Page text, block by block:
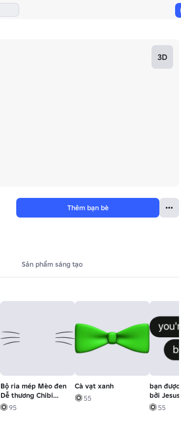
3D
Thêm bạn bè
Sản phẩm sáng tạo
Bộ ria mép Mèo đen
Dễ thương Chibi
Kawaii Động vật lông
95
Cà vạt xanh
55
bạn được
bởi Jesus
text55